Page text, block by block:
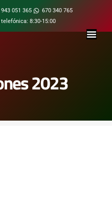
943 051 365
670 340 765
8:30-15:00
2023